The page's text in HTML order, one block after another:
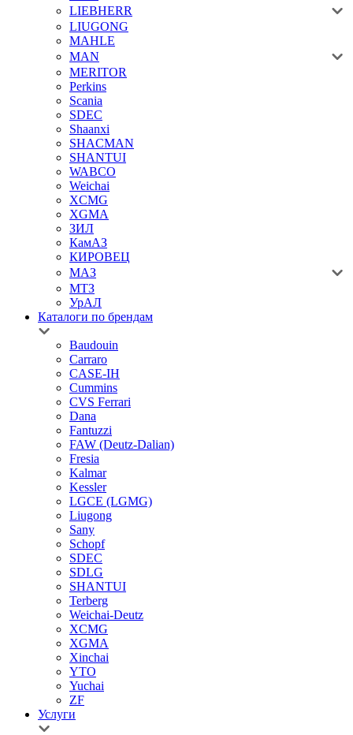
LIEBHERR
LIUGONG
MAHLE
MAN
MERITOR
Perkins
Scania
SDEC
Shaanxi
SHACMAN
SHANTUI
WABCO
Weichai
XCMG
XGMA
ЗИЛ
КамАЗ
КИРОВЕЦ
МАЗ
МТЗ
УрАЛ
Каталоги по брендам
Baudouin
Carraro
CASE-IH
Cummins
CVS Ferrari
Dana
Fantuzzi
FAW (Deutz-Dalian)
Fresia
Kalmar
Kessler
LGCE (LGMG)
Liugong
Sany
Schopf
SDEC
SDLG
SHANTUI
Terberg
Weichai-Deutz
XCMG
XGMA
Xinchai
YTO
Yuchai
ZF
Услуги